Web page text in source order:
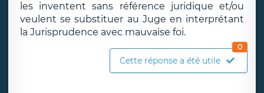
les inventent sans référence juridique et/ou
veulent se substituer au Juge en interprétant
la Jurisprudence avec mauvaise foi.
Cette réponse a été utile
0